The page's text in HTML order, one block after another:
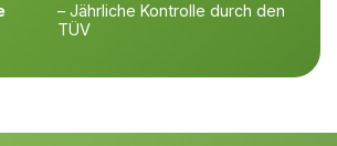
– Jährliche Kontrolle durch den
TÜV